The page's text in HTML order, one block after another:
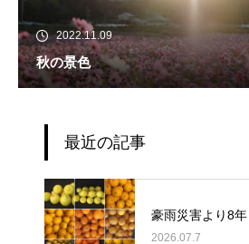
2022.11.09
秋の景色
最近の記事
豪雨災害より8年
2026.07.7